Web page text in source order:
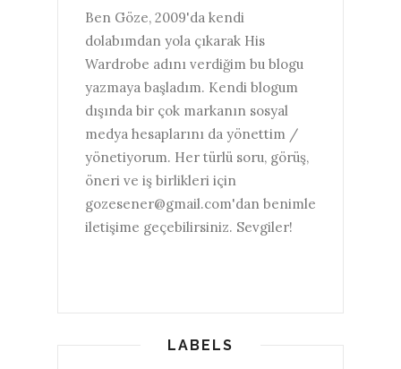
Ben Göze, 2009'da kendi
dolabımdan yola çıkarak His
Wardrobe adını verdiğim bu blogu
yazmaya başladım. Kendi blogum
dışında bir çok markanın sosyal
medya hesaplarını da yönettim /
yönetiyorum. Her türlü soru, görüş,
öneri ve iş birlikleri için
gozesener@gmail.com'dan benimle
iletişime geçebilirsiniz. Sevgiler!
LABELS